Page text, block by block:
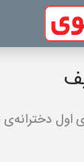
دخترانه‌ی